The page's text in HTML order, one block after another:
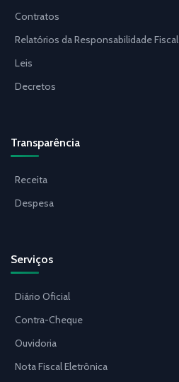
Contratos
Relatórios da Responsabilidade Fiscal
Leis
Decretos
Transparência
Receita
Despesa
Serviços
Diário Oficial
Contra-Cheque
Ouvidoria
Nota Fiscal Eletrônica